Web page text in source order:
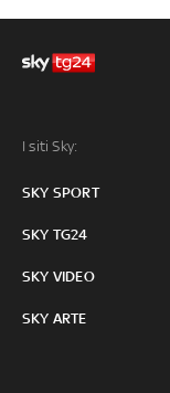
I siti Sky:
SKY SPORT
SKY TG24
SKY VIDEO
SKY ARTE